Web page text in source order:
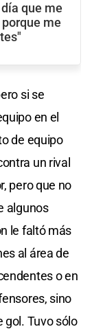
que me
me
si se
en el
de equipo
un rival
pero que no
algunos
le faltó más
al área de
o en
sino
gol. Tuvo sólo